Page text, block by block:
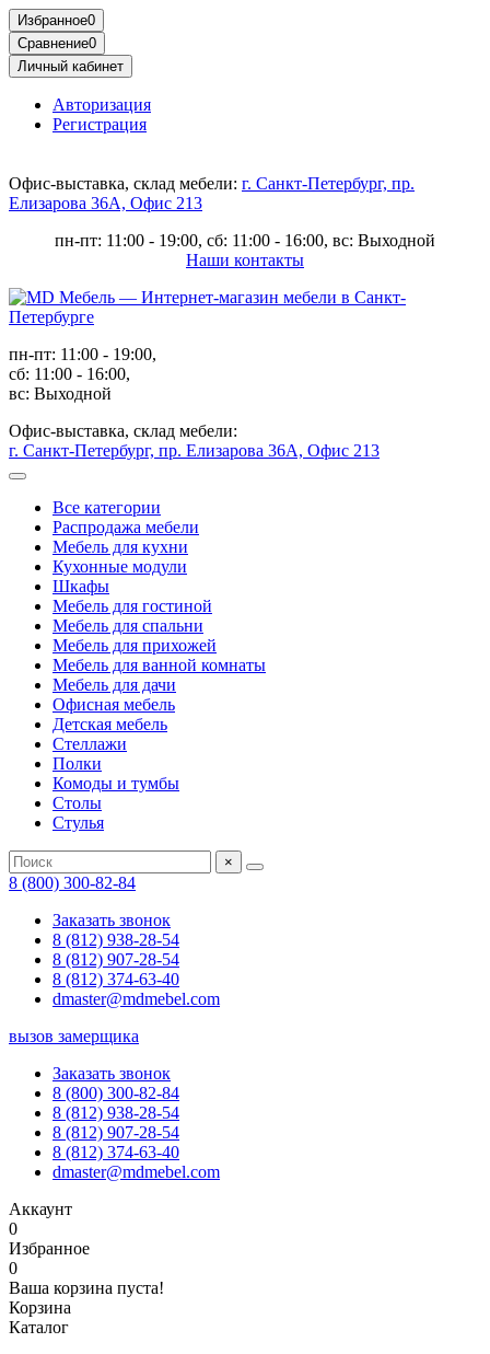
Избранное0
Сравнение0
Личный кабинет
Авторизация
Регистрация
Офис-выставка, склад мебели: г. Санкт-Петербург, пр.
Елизарова 36А, Офис 213
пн-пт: 11:00 - 19:00, сб: 11:00 - 16:00, вс: Выходной
Наши контакты
пн-пт: 11:00 - 19:00,
сб: 11:00 - 16:00,
вс: Выходной
Офис-выставка, склад мебели:
г. Санкт-Петербург, пр. Елизарова 36А, Офис 213
Все категории
Распродажа мебели
Мебель для кухни
Кухонные модули
Шкафы
Мебель для гостиной
Мебель для спальни
Мебель для прихожей
Мебель для ванной комнаты
Мебель для дачи
Офисная мебель
Детская мебель
Стеллажи
Полки
Комоды и тумбы
Столы
Стулья
×
8 (800) 300-82-84
Заказать звонок
8 (812) 938-28-54
8 (812) 907-28-54
8 (812) 374-63-40
dmaster@mdmebel.com
вызов замерщика
Заказать звонок
8 (800) 300-82-84
8 (812) 938-28-54
8 (812) 907-28-54
8 (812) 374-63-40
dmaster@mdmebel.com
Аккаунт
0
Избранное
0
Ваша корзина пуста!
Корзина
Каталог